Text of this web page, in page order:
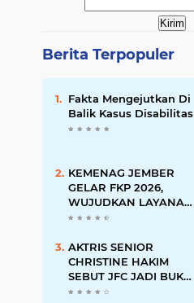
Berita Terpopuler
Fakta Mengejutkan Di
Balik Kasus Disabilitas
KEMENAG JEMBER
GELAR FKP 2026,
WUJUDKAN LAYANAN
BERSINAR DAN
AKTRIS SENIOR
CHRISTINE HAKIM
SEBUT JFC JADI BUKTI
KREATIVITAS ANAK